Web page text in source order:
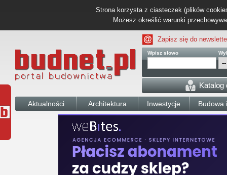
Strona korzysta z ciasteczek (plików
Możesz określić warunki
Zapisz się do
Wpisz słowo
Katalog
Aktualności Architektura Inwestycje Budowa